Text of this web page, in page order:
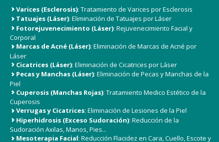
Varices (Esclerosis): Tratamiento de Varices por Esclerosis
Tatuajes (Láser): Eliminación de Tatuajes por Láser
Fotorejuvenecimiento (Láser): Rejuvenecimiento Facial y
Corporal
Marcas de Acné (Láser): Eliminación de Marcas de Acné por
Láser
Cicatrices (Láser): Eliminación de Cicatrices por Láser
Pecas y Manchas (Láser): Eliminación de Pecas y Manchas de la
Piel
Cuperosis (Manchas Rojas): Tratamiento Medico Estético de la
Cuperosis
Verrugas y Cicatrices: Eliminación de Lesiones de la Piel
Hiperhidrosis (Exceso Sudoración): Reducción de la
Sudoración Axilas, Manos, Pies...
Mesoterapia Facial: Reducción Flacidez en Cara, Cuello, Escote y